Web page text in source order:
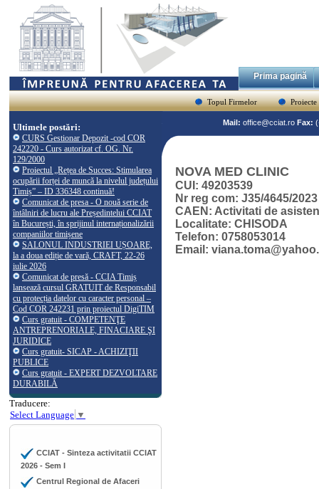
Prima pagină
Topul Firmelor Proiecte
Ultimele postări:
CURS Gestionar Depozit -cod COR
242220 - Curs autorizat cf. OG. Nr.
129/2000
Proiectul „Rețea de Succes: Stimularea
ocupării forței de muncă la nivelul județului
Timiș” – ID 336348 continuă!
Comunicat de presa - O nouă serie de
întâlniri de lucru ale Președintelui CCIAT
în București, în sprijinul internaționalizării
companiilor timișene
SALONUL INDUSTRIEI UȘOARE,
la a doua ediție de vară, CRAFT, 22-26
iulie 2026
Comunicat de presă - CCIA Timiș
lansează cursul GRATUIT de Responsabil
cu protecția datelor cu caracter personal –
Cod COR 242231 prin proiectul DigiTIM
Curs gratuit - COMPETENŢE
ANTREPRENORIALE, FINACIARE ŞI
JURIDICE
Curs gratuit- SICAP - ACHIZIŢII
PUBLICE
Curs gratuit - EXPERT DEZVOLTARE
DURABILĂ
Traducere:
Select Language ▼
CCIAT - Sinteza activitatii CCIAT
2026 - Sem I
Centrul Regional de Afaceri
Mail: office@cciat.ro Fax:
NOVA MED CLINIC
CUI: 49203539
Nr reg com: J35/4645/2023
CAEN: Activitati de
Localitate: CHISODA
Telefon: 0758053014
Email: